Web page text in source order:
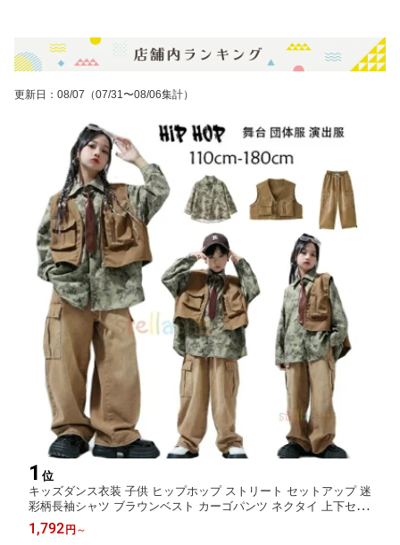
れ かっこいい 柔らかい
素材 長時間着用でも疲れ
ない 練習用 発表会用
すい おしゃれ 団体衣装
ト おしゃれ 動きやすい
美しいシルエット 団体衣
装 舞台衣装 練習用
更新日 ： 08/07 （07/31〜08/06集計）
1 位
キッズダンス衣装 子供 ヒップホップ ストリート セットアップ 迷
彩柄長袖シャツ ブラウンベスト カーゴパンツ ネクタイ 上下セッ
ト 発表会 イベント ステージ レッスン 団体衣装 舞台衣装 おしゃ
れ かっこいい 動きやすい 子供兼用
1,792 円 ～